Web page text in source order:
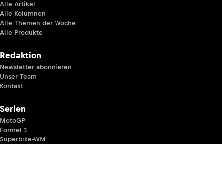
Alle Artikel
Alle Kolumnen
Alle Themen der Woche
Alle Produkte
Redaktion
Newsletter abonnieren
Unser Team
Kontakt
Serien
MotoGP
Formel 1
Superbike-WM